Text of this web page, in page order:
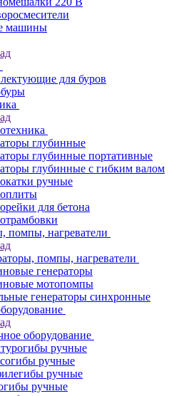
машины
для буров
глубинные
глубинные портативные
глубинные с гибким валом
ручные
для бетона
помпы, нагреватели
помпы, нагреватели
генераторы
мотопомпы
генераторы синхронные
оборудование
ручные
ручные
ручные
ручные